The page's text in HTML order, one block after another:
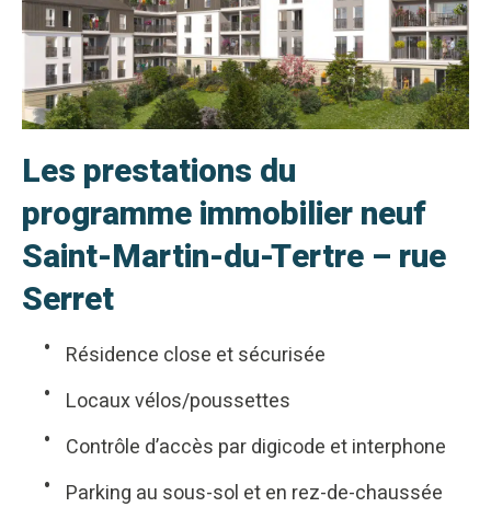
Les prestations du
programme immobilier neuf
Saint-Martin-du-Tertre – rue
Serret
Résidence close et sécurisée
Locaux vélos/poussettes
Contrôle d’accès par digicode et interphone
Parking au sous-sol et en rez-de-chaussée